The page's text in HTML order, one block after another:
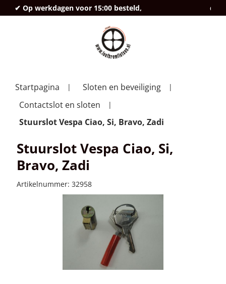
✔ Op werkdagen voor 15:00 besteld,
Startpagina
Sloten en beveiliging
Contactslot en sloten
Stuurslot Vespa Ciao, Si, Bravo, Zadi
Stuurslot Vespa Ciao, Si,
Bravo, Zadi
Artikelnummer: 32958